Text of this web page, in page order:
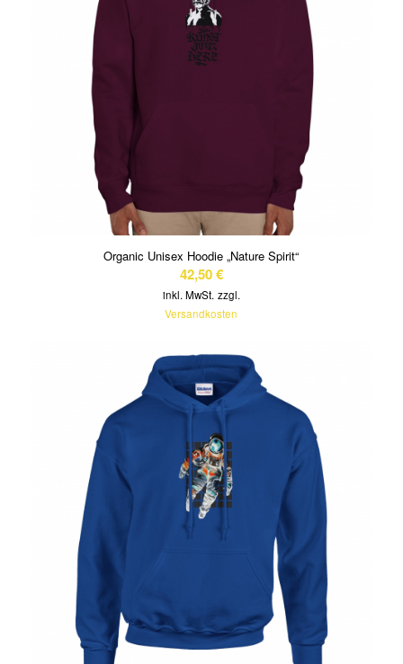
Organic Unisex Hoodie „Nature Spirit“
42,50€
inkl. MwSt. zzgl.
Versandkosten